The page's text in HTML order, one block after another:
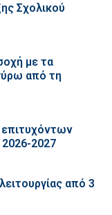
Σχολικού
με τα
από τη
2027
από 3